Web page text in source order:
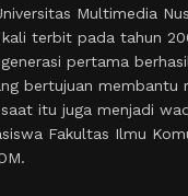
Multimedia
terbit pada tahun
pertama
bertujuan membantu
itu juga menjadi
Fakultas Ilmu